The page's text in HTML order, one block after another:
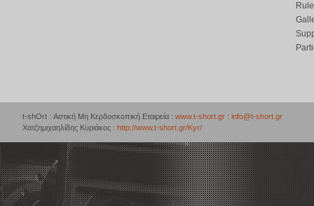
t-shOrt : Αστική Μη Κερδοσκοπική Εταιρεία : www.t-short.gr : info@t-short.gr
Χατζημιχαηλίδης Κυριάκος : http://www.t-short.gr/Kyr/